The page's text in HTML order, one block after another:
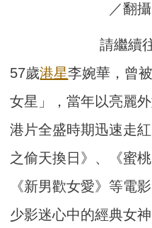
／翻
請繼續
57歲港星李婉華，曾
女星」，當年以亮麗
港片全盛時期迅速走
之偷天換日》、《蜜
《新男歡女愛》等電
少影迷心中的經典女